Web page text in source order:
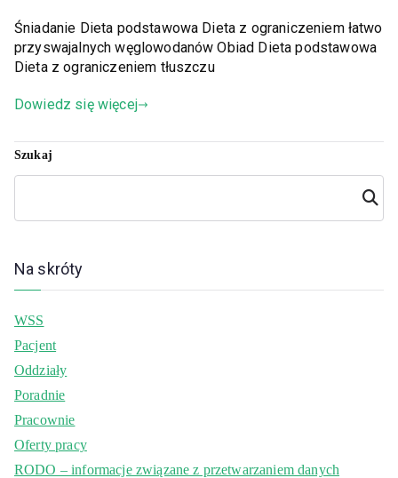
Śniadanie Dieta podstawowa Dieta z ograniczeniem łatwo
przyswajalnych węglowodanów Obiad Dieta podstawowa
Dieta z ograniczeniem tłuszczu
Dowiedz się więcej
Szukaj
Szuka
j
Na skróty
WSS
Pacjent
Oddziały
Poradnie
Pracownie
Oferty pracy
RODO – informacje związane z przetwarzaniem danych